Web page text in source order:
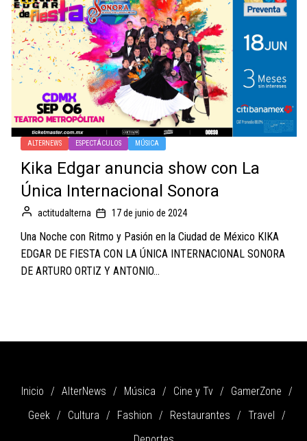
ALTERNEWS ESPECTÁCULOS MÚSICA
Kika Edgar anuncia show con La
Única Internacional Sonora
actitudalterna 17 de junio de 2024
Una Noche con Ritmo y Pasión en la Ciudad de México KIKA
EDGAR DE FIESTA CON LA ÚNICA INTERNACIONAL SONORA
DE ARTURO ORTIZ Y ANTONIO...
Inicio AlterNews Música Cine y Tv
GamerZone
Geek
Cultura Fashion Restaurantes
Travel